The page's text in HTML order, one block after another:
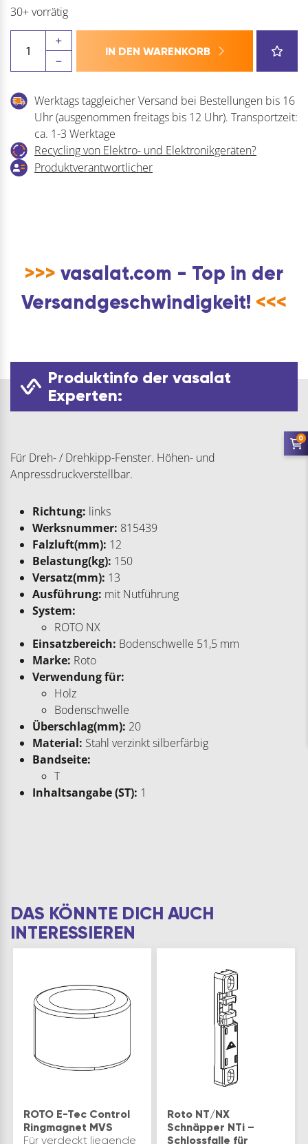
30+ vorrätig
Falzeckband
mit
Nutführung
12/20-
13
IN DEN WARENKORB
Werktags taggleicher Versand bei Bestellungen bis 16
Uhr (ausgenommen freitags bis 12 Uhr). Transportzeit:
ca. 1-3 Werktage
Recycling von Elektro- und Elektronikgeräten?
Produktverantwortlicher
>>> vasalat.com - Top in der
Versandgeschwindigkeit! <<<
Produktinfo der vasalat
Experten:
Für Dreh- / Drehkipp-Fenster. Höhen- und
Anpressdruckverstellbar.
Richtung: links
Werksnummer: 815439
Falzluft(mm): 12
Belastung(kg): 150
Versatz(mm): 13
Ausführung: mit Nutführung
System:
ROTO NX
Einsatzbereich: Bodenschwelle 51,5 mm
Marke: Roto
Verwendung für:
Holz
Bodenschwelle
Überschlag(mm): 20
Material: Stahl verzinkt silberfärbig
Bandseite:
T
Inhaltsangabe (ST): 1
DAS KÖNNTE DICH AUCH
INTERESSIEREN
ROTO E-Tec Control
Ringmagnet MVS
Für verdeckt liegende
Roto NT/NX
Schnäpper NTi –
Schlossfalle für
0